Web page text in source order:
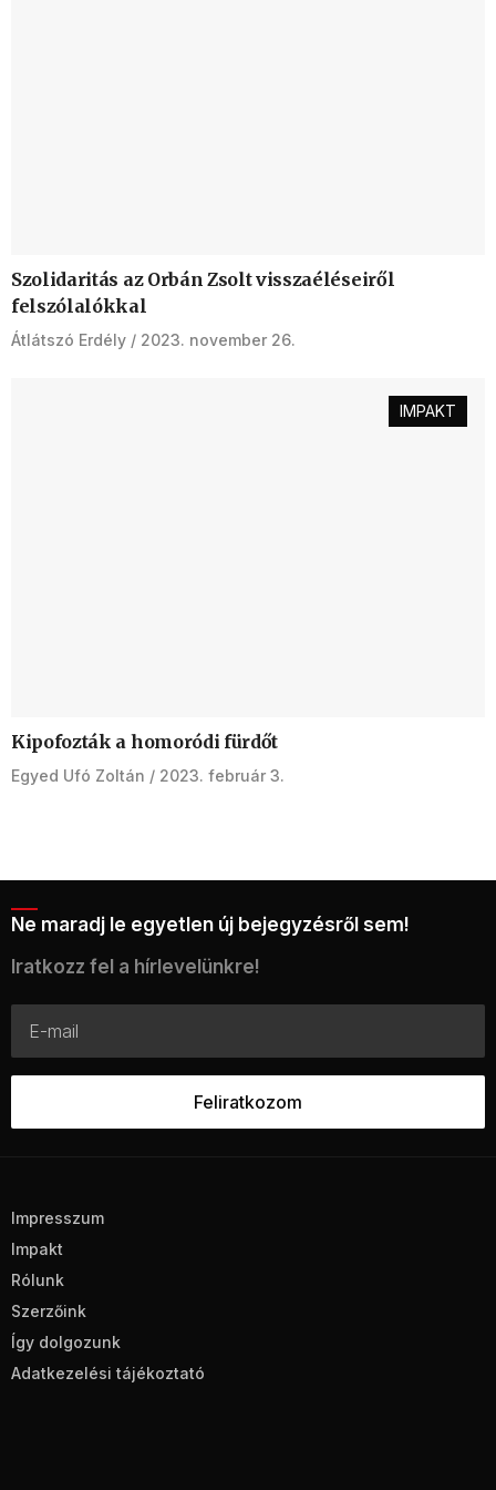
Szolidaritás az Orbán Zsolt visszaéléseiről
felszólalókkal
Átlátszó Erdély 2023. november 26.
IMPAKT
Kipofozták a homoródi fürdőt
Egyed Ufó Zoltán 2023. február 3.
Ne maradj le egyetlen új bejegyzésről sem!
Iratkozz fel a hírlevelünkre!
Impresszum
Impakt
Rólunk
Szerzőink
Így dolgozunk
Adatkezelési tájékoztató